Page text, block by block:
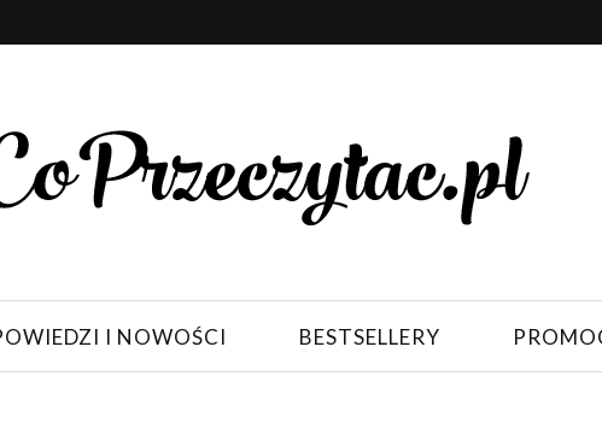
I NOWOŚCI BESTSELLERY